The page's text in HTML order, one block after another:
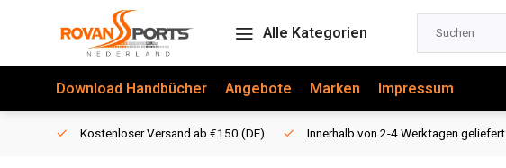
Alle Kategorien
Download Handbücher Angebote Marken Impressum
Kostenloser Versand ab €150 (DE) Innerhalb von 2-4 Werktagen geliefert